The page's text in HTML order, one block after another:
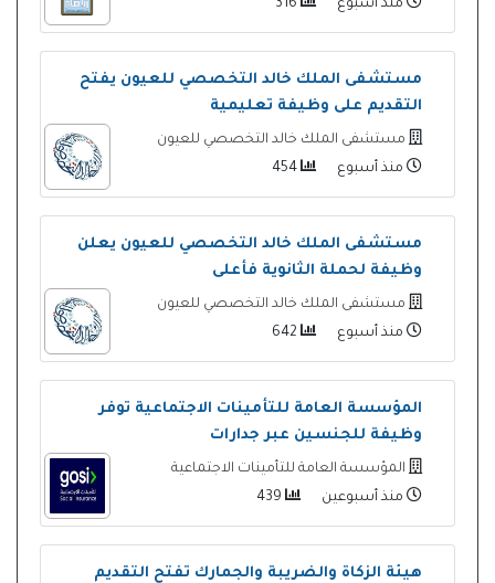
منذ أسبوع
مستشفى الملك خالد التخصصي للعيون يفتح
التقديم على وظيفة تعليمية
مستشفى الملك خالد التخصصي للعيون
منذ أسبوع
مستشفى الملك خالد التخصصي للعيون يعلن
وظيفة لحملة الثانوية فأعلى
مستشفى الملك خالد التخصصي للعيون
منذ أسبوع
المؤسسة العامة للتأمينات الاجتماعية توفر
وظيفة للجنسين عبر جدارات
المؤسسة العامة للتأمينات الاجتماعية
منذ أسبوعين
هيئة الزكاة والضريبة والجمارك تفتح التقديم